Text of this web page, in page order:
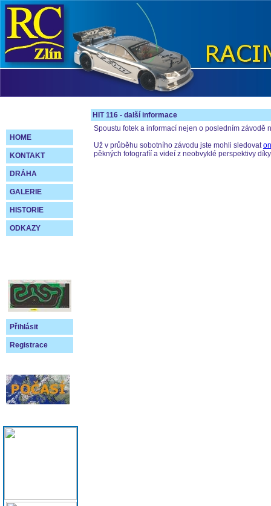
HOME
KONTAKT
DRÁHA
GALERIE
HISTORIE
ODKAZY
Přihlásit
Registrace
HIT 116 - další informace
Spoustu fotek a informací nejen o posledním závodě
Už v průběhu sobotního závodu jste mohli sledovat
pěkných fotografíí a videí z neobvyklé perspektivy